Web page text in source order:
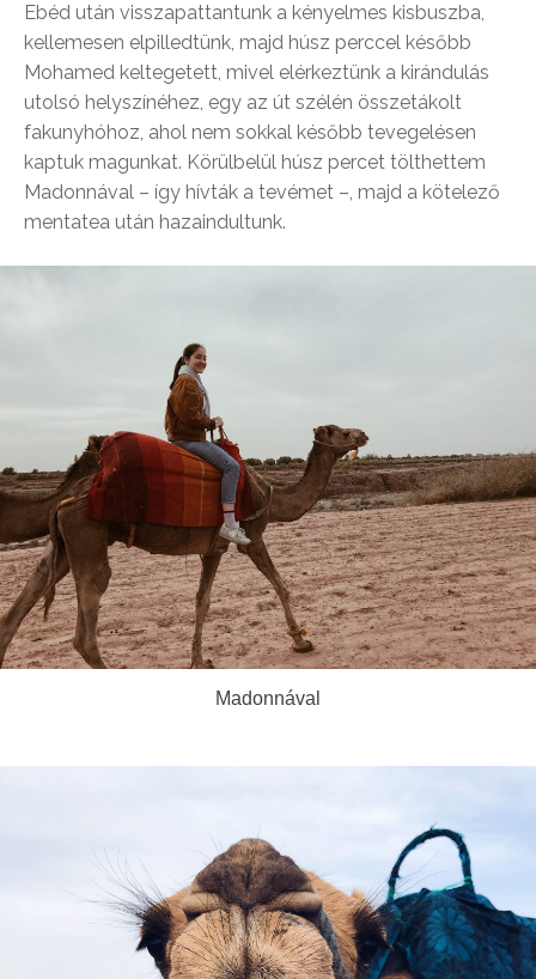
Ebéd után visszapattantunk a kényelmes kisbuszba,
kellemesen elpilledtünk, majd húsz perccel később
Mohamed keltegetett, mivel elérkeztünk a kirándulás
utolsó helyszínéhez, egy az út szélén összetákolt
fakunyhóhoz, ahol nem sokkal később tevegelésen
kaptuk magunkat. Körülbelül húsz percet tölthettem
Madonnával – így hívták a tevémet –, majd a kötelező
mentatea után hazaindultunk.
Madonnával